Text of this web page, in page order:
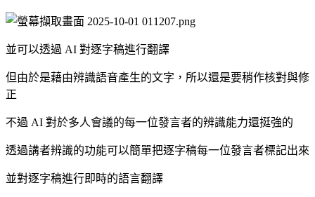
並可以透過 AI 對逐字稿進行翻譯
但由於是藉由辨識語音產生的文字，所以還是要稍作核對與修
正
不過 AI 對於多人會議的每一位發言者的辨識能力還挺強的
透過講者辨識的功能可以簡單把逐字稿每一位發言者標記出來
並對逐字稿進行即時的語言翻譯